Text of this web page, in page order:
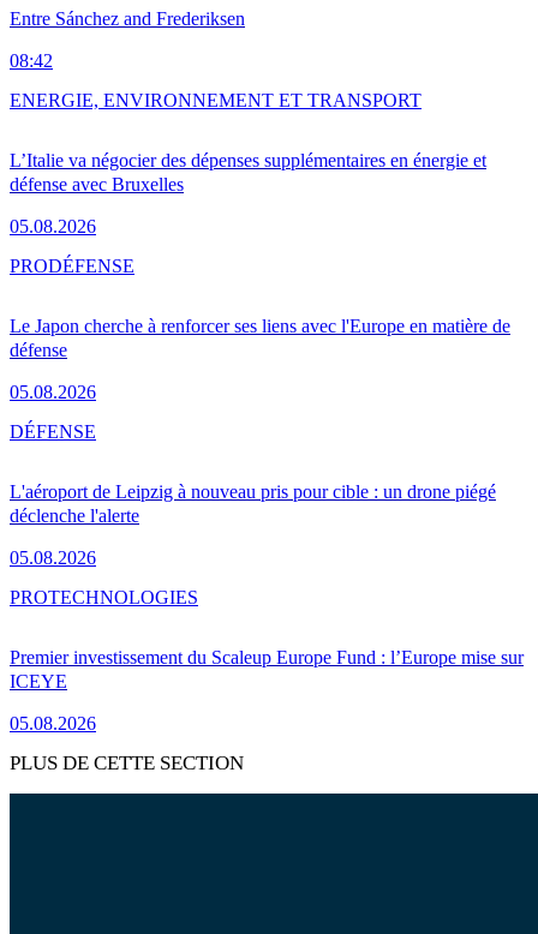
Entre Sánchez and Frederiksen
08:42
L’Italie va négocier des dépenses supplémentaires en énergie et
défense avec Bruxelles
05.08.2026
ENERGIE, ENVIRONNEMENT ET TRANSPORT
Le Japon cherche à renforcer ses liens avec l'Europe en matière de
défense
05.08.2026
PRODÉFENSE
L'aéroport de Leipzig à nouveau pris pour cible : un drone piégé
déclenche l'alerte
05.08.2026
DÉFENSE
Premier investissement du Scaleup Europe Fund : l’Europe mise sur
ICEYE
05.08.2026
PROTECHNOLOGIES
PLUS DE CETTE SECTION